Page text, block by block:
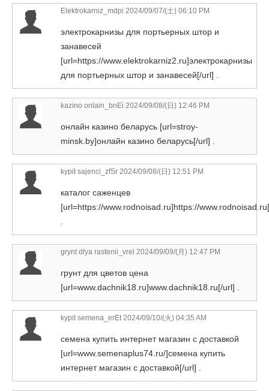
Elektrokarniz_mdpi 2024/09/07/(土) 06:10 PM
электрокарнизы для портьерных штор и
занавесей
[url=https://www.elektrokarniz2.ru]электрокарнизы
для портьерных штор и занавесей[/url] .
kazino onlain_bnEi 2024/09/08/(日) 12:46 PM
онлайн казино беларусь [url=stroy-
minsk.by]онлайн казино беларусь[/url] .
kypit sajenci_zfSr 2024/09/08/(日) 12:51 PM
каталог саженцев
[url=https://www.rodnoisad.ru]https://
grynt dlya rastenii_vrel 2024/09/09/(月) 12:47 PM
грунт для цветов цена
[url=www.dachnik18.ru]www.dachnik18.ru[/url] .
kypit semena_erEt 2024/09/10/(火) 04:35 AM
семена купить интернет магазин с доставкой
[url=www.semenaplus74.ru/]семена купить
интернет магазин с доставкой[/url] .